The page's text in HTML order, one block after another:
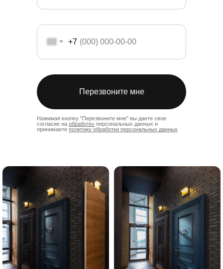
+7
Перезвоните мне
Нажимая кнопку "Перезвоните мне" вы даете свое
согласие на обработку персональных данных и
принимаете политику обработки персональных данных